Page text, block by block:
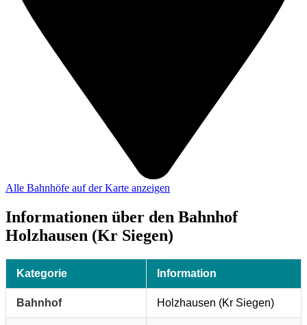
Alle Bahnhöfe auf der Karte anzeigen
Informationen über den Bahnhof
Holzhausen (Kr Siegen)
Kategorie Information
Bahnhof Holzhausen (Kr Siegen)